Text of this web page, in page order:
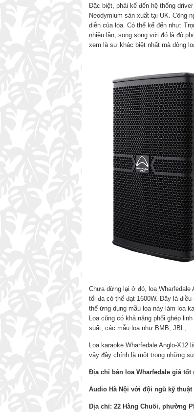
Đặc biệt, phải kể đến hệ thống
Neodymium sản xuất tại UK. Công
diễn của loa. Có thể kể đến như:
nhiều lần, song song với đó là độ
xem là sự khác biệt nhất mà dòng
Chưa dừng lại ở đó, loa
tối đa có thể đạt 1600W. Đây là
thể ứng dụng mẫu loa này làm loa
Loa cũng có khả năng phối ghép
suất, các mẫu loa như BMB, JBL,..
Loa karaoke Wharfedale Anglo-
vậy đây chính là một trong những
Địa chỉ bán loa Wharfedale giá tốt
Audio Hà Nội với đội ngũ kỹ thuật
Địa chỉ: 22 Hàng Chuối, phường